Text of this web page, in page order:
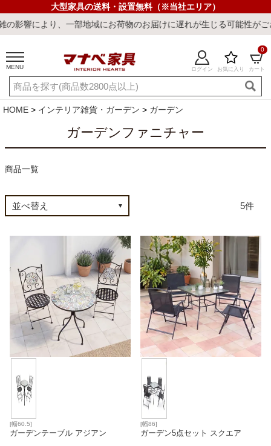
大型家具の送料・設置無料（※当社エリア）
により、一部地域にお荷物のお届けに遅れが生じる可能性がござい
MENU ログイン お気に入り カート
0
ご利用ガイド 新規会員登録
店舗一覧 閲覧履歴
キーワード・商品番号で探す
冷感ラグ 冷感寝具 ワークデスク ウィルトンラ
カテゴリから探す
ソファ
ダイニングテーブル・セット
HOME インテリア雑貨・ガーデン ガーデン
ガーデンファニチャー
商品一覧
5
[幅60.5]
ガーデンテーブル アジアン
[幅86]
ガーデン5点セット スクエア